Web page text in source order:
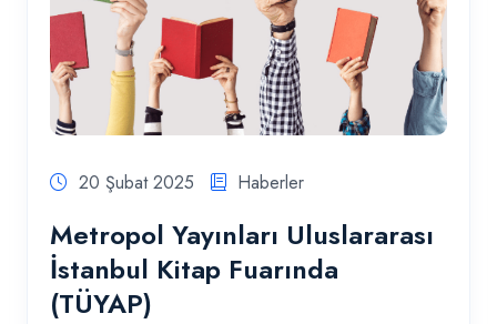
20 Şubat 2025 Haberler
Metropol Yayınları Uluslararası
İstanbul Kitap Fuarında
(TÜYAP)